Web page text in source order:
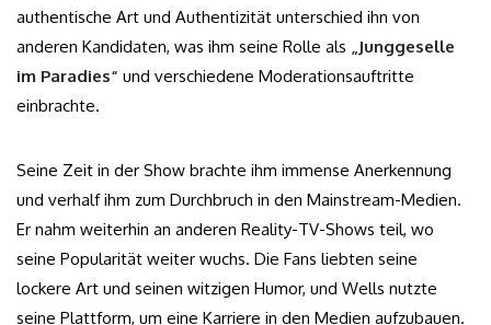
authentische Art und Authentizität unterschied ihn von
anderen Kandidaten, was ihm seine Rolle als „Junggeselle
im Paradies“ und verschiedene Moderationsauftritte
einbrachte.
Seine Zeit in der Show brachte ihm immense Anerkennung
und verhalf ihm zum Durchbruch in den Mainstream-Medien.
Er nahm weiterhin an anderen Reality-TV-Shows teil, wo
seine Popularität weiter wuchs. Die Fans liebten seine
lockere Art und seinen witzigen Humor, und Wells nutzte
seine Plattform, um eine Karriere in den Medien aufzubauen.